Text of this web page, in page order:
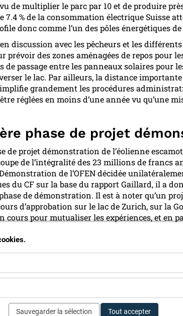
de multiplier le parc par 10 et de produire
7.4 % de la consommation électrique Suisse
donc comme l’un des pôles énergétiques de
discussion avec les pêcheurs et les
prévoir des zones aménagées de repos pour
de passage entre les panneaux solaires pour
le lac. Par ailleurs, la distance
grandement les procédures
réglées en moins d’une année vu qu’une
phase de projet
de projet démonstration de l’éolienne
de l’intégralité des 23 millions de francs
de l’OFEN décidée
du CF sur la base du rapport Gaillard, il a
de démonstration. Il est à noter qu’un
d’approbation sur le lac de Zurich, sur la
cours pour mutualiser les expériences, et en
et accessoirement d’être déjà sur place
fêtes des vendanges.
Sauvegarder la sélection Tout accepter